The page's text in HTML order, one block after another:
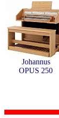
Johannus
OPUS 250